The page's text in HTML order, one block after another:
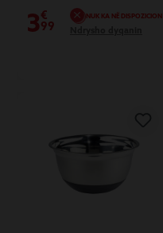
3€
99
NUK KA NË DISPOZICION